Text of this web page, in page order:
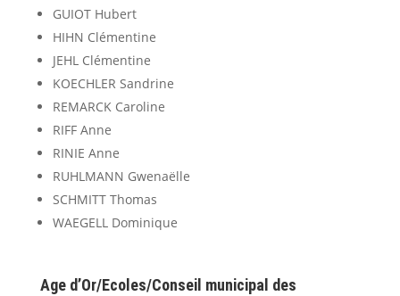
GUIOT Hubert
HIHN Clémentine
JEHL Clémentine
KOECHLER Sandrine
REMARCK Caroline
RIFF Anne
RINIE Anne
RUHLMANN Gwenaëlle
SCHMITT Thomas
WAEGELL Dominique
Age d’Or/Ecoles/Conseil municipal des